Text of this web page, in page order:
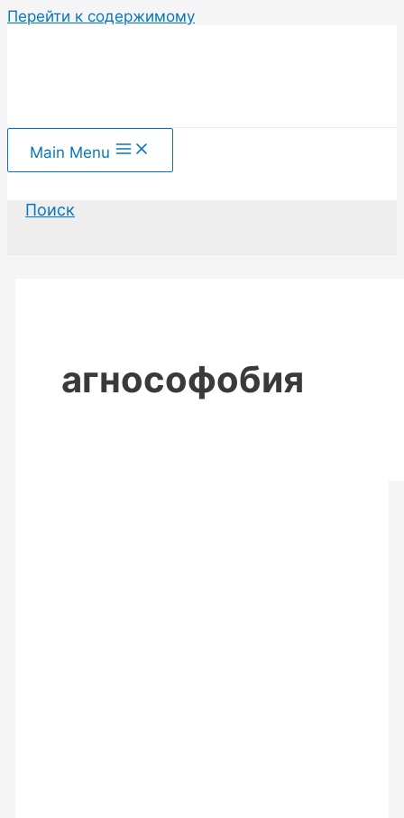
Перейти к содержимому
Main Menu
Поиск
агнософобия